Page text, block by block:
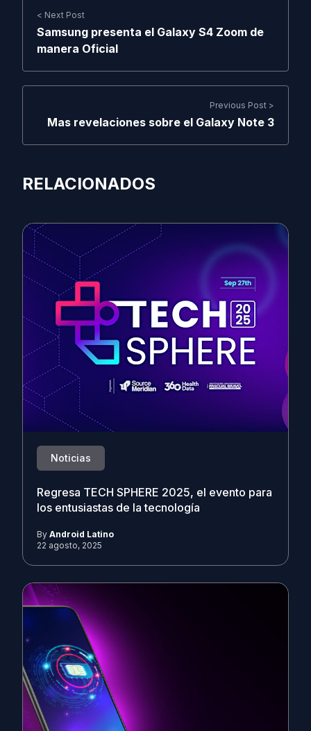
< Next Post
Samsung presenta el Galaxy S4 Zoom de
manera Oficial
Previous Post >
Mas revelaciones sobre el Galaxy Note 3
RELACIONADOS
Noticias
Regresa TECH SPHERE 2025, el evento para
los entusiastas de la tecnología
By Android Latino
22 agosto, 2025